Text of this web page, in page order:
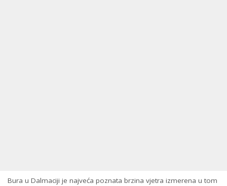
Bura u Dalmaciji je najveća poznata brzina vjetra izmerena u tom